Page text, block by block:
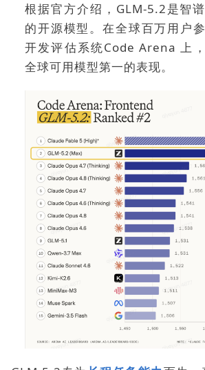
根据官方介绍，GLM-5.2是智
的开源模型。在全球百万用户
开发评估系统Code Arena 上
全球可用模型第一的表现。